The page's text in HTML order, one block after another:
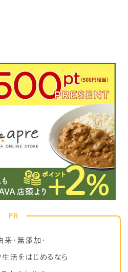
PR
来・無添加・
活をはじめるなら